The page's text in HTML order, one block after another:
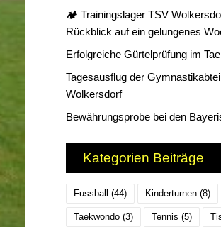
🏕️ Trainingslager TSV
Rückblick auf ein gelungenes
Erfolgreiche Gürtelprüfung im
Tagesausflug der
Wolkersdorf
Bewährungsprobe bei den
Kategorien Beiträge
Fussball (44) Kinderturnen (8)
Taekwondo (3) Tennis (5)